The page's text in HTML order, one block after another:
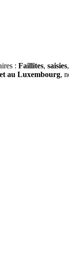
: Faillites, saisies,
au Luxembourg,